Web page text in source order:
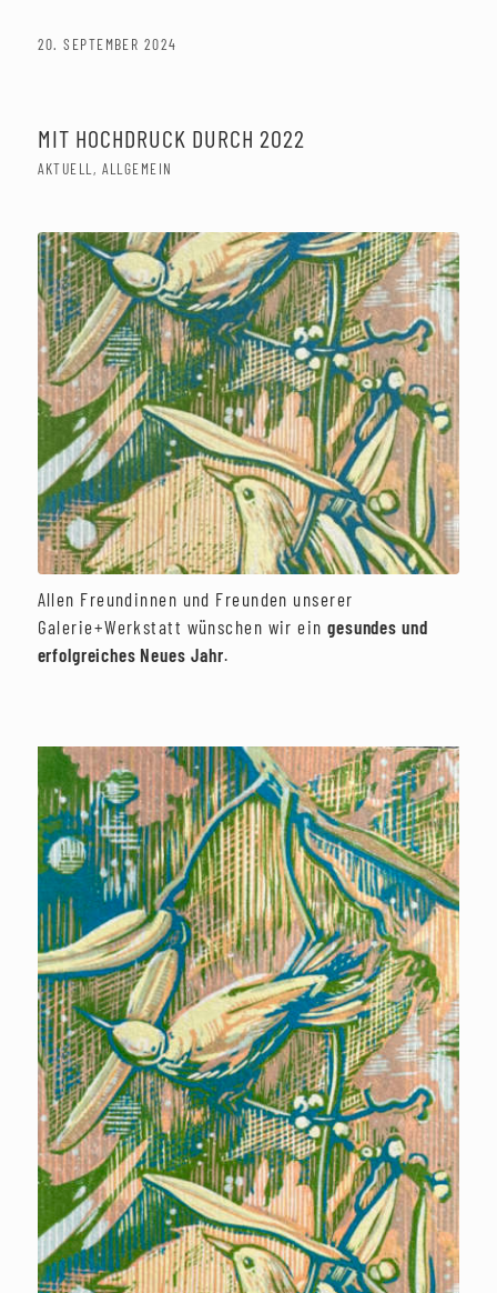
20. SEPTEMBER 2024
MIT HOCHDRUCK DURCH 2022
AKTUELL , ALLGEMEIN
Allen Freundinnen und Freunden unserer
Galerie+Werkstatt wünschen wir eingesundes und
erfolgreiches Neues Jahr.